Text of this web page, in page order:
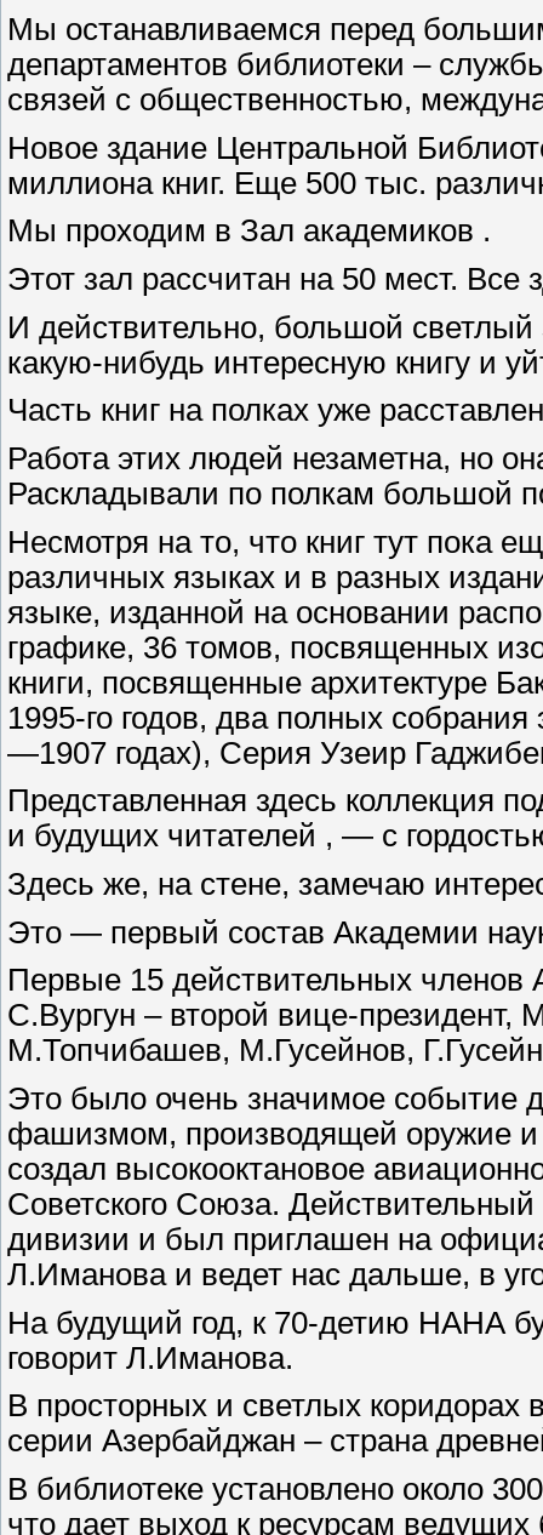
Мы останавливаемся перед
департаментов библиотеки –
связей с общественностью,
Новое здание Центральной
миллиона книг. Еще 500 тыс.
Мы проходим в Зал академиков .
Этот зал рассчитан на 50 мест.
И действительно, большой светлый
какую-нибудь интересную книгу и
Часть книг на полках уже
Работа этих людей незаметна, но
Раскладывали по полкам большой
Несмотря на то, что книг тут пока
различных языках и в разных
языке, изданной на основании
графике, 36 томов, посвященных
книги, посвященные архитектуре
1995-го годов, два полных
—1907 годах), Серия Узеир
Представленная здесь коллекция
и будущих читателей , — с
Здесь же, на стене, замечаю
Это — первый состав Академии
Первые 15 действительных
С.Вургун – второй вице-
М.Топчибашев, М.Гусейнов,
Это было очень значимое событие
фашизмом, производящей оружие
создал высокооктановое
Советского Союза.
дивизии и был приглашен на
Л.Иманова и ведет нас дальше, в
На будущий год, к 70-детию НАНА
говорит Л.Иманова.
В просторных и светлых
серии Азербайджан – страна
В библиотеке установлено около
что дает выход к ресурсам ведущих